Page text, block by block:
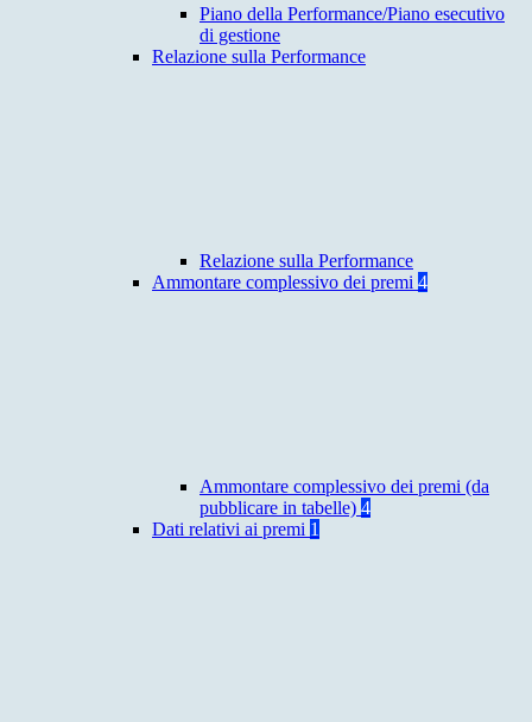
Piano della Performance/Piano esecutivo
di gestione
Relazione sulla Performance
Relazione sulla Performance
Ammontare complessivo dei premi 4
Ammontare complessivo dei premi (da
pubblicare in tabelle) 4
Dati relativi ai premi 1